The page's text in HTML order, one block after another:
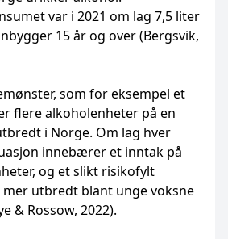
var i 2021 om lag 7,5 liter
15 år og over (Bergsvik,
som for eksempel et
flere alkoholenheter på en
i Norge. Om lag hver
innebærer et inntak på
og et slikt risikofylt
utbredt blant unge voksne
& Rossow, 2022).